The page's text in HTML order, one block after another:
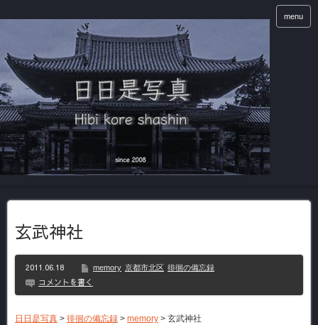
menu
玄武神社
2011.06.18 memory 京都市北区 徘徊の備忘録
コメントを書く
日日是写真 > 徘徊の備忘録 > memory > 玄武神社